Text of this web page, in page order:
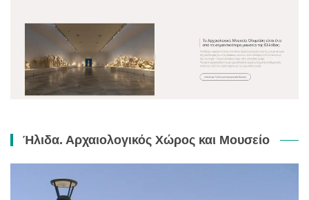
Ήλιδα. Αρχαιολογικός Χώρος και Μουσείο